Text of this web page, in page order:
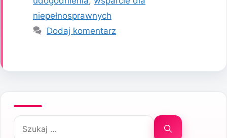
niepełnosprawnych
Dodaj komentarz
Szukaj: